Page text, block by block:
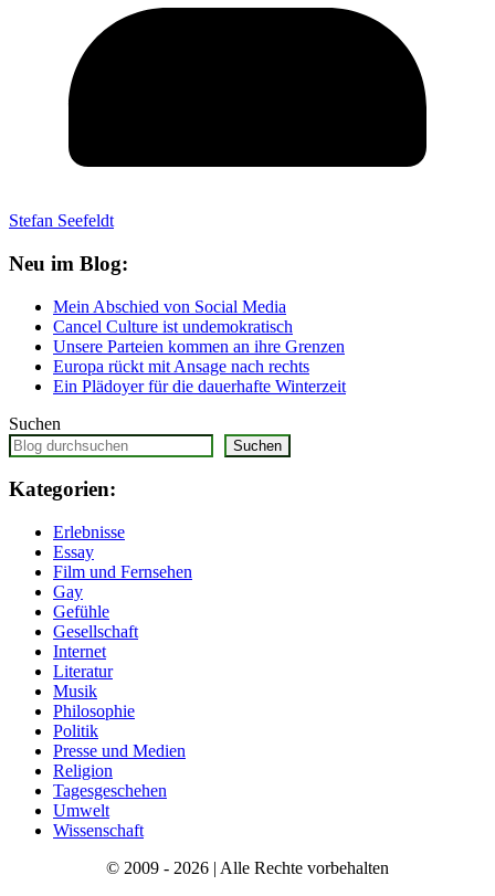
Stefan Seefeldt
Neu im Blog:
Mein Abschied von Social Media
Cancel Culture ist undemokratisch
Unsere Parteien kommen an ihre Grenzen
Europa rückt mit Ansage nach rechts
Ein Plädoyer für die dauerhafte Winterzeit
Suchen
Suchen
Kategorien:
Erlebnisse
Essay
Film und Fernsehen
Gay
Gefühle
Gesellschaft
Internet
Literatur
Musik
Philosophie
Politik
Presse und Medien
Religion
Tagesgeschehen
Umwelt
Wissenschaft
© 2009 - 2026 | Alle Rechte vorbehalten